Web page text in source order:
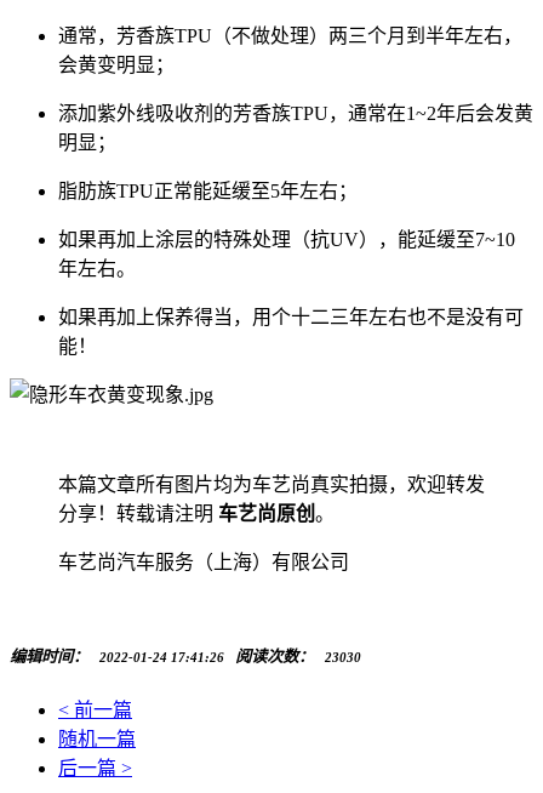
通常，芳香族TPU（不做处理）两三个月到半年左右，
会黄变明显；
添加紫外线吸收剂的芳香族TPU，通常在1~2年后会发黄
明显；
脂肪族TPU正常能延缓至5年左右；
如果再加上涂层的特殊处理（抗UV），能延缓至7~10
年左右。
如果再加上保养得当，用个十二三年左右也不是没有可
能！
本篇文章所有图片均为车艺尚真实拍摄，欢迎转发
分享！转载请注明 车艺尚原创 。
车艺尚汽车服务（上海）有限公司
编辑时间： 2022-01-24 17:41:26 阅读次数： 23030
< 前一篇
随机一篇
后一篇 >